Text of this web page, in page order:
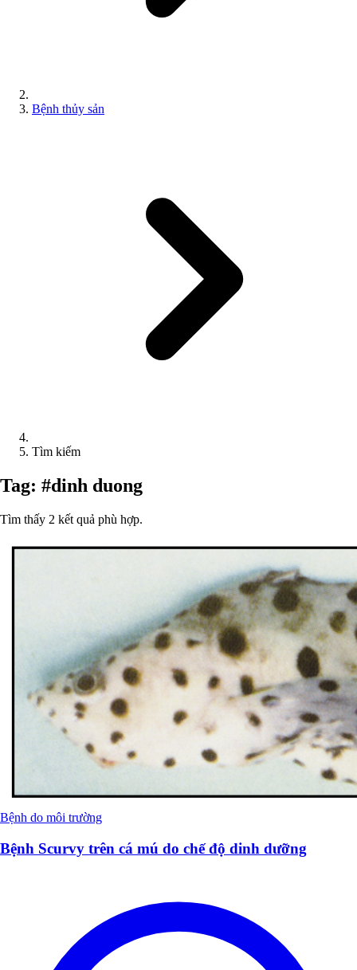
Bệnh thủy sản
Tìm kiếm
Tag: #dinh duong
Tìm thấy 2 kết quả phù hợp.
Bệnh do môi trường
Bệnh Scurvy trên cá mú do chế độ dinh dưỡng